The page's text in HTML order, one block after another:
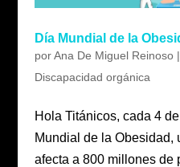
Día Mundial de la
porAna De Miguel Reinoso|
Discapacidad orgánica
Hola Titánicos, cada 4
Mundial de la Obesidad,
afecta a 800 millones de